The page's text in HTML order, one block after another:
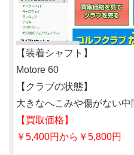
【装着シャフト】
Motore 60
【クラブの状態】
大きなへこみや傷がない中
【買取価格】
￥5,400円から￥5,800円